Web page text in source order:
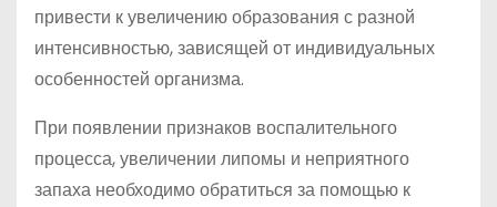
привести к увеличению образования с разной
интенсивностью, зависящей от индивидуальных
особенностей организма.
При появлении признаков воспалительного
процесса, увеличении липомы и неприятного
запаха необходимо обратиться за помощью к